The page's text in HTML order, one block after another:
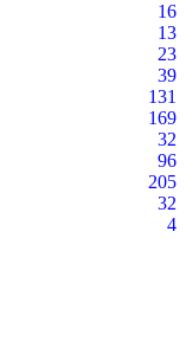
16
13
23
39
131
169
32
96
205
32
4